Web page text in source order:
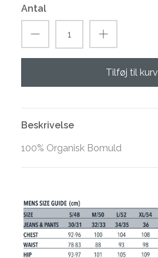
Antal
Tilføj til kurv
Beskrivelse
100% Organisk Bomuld